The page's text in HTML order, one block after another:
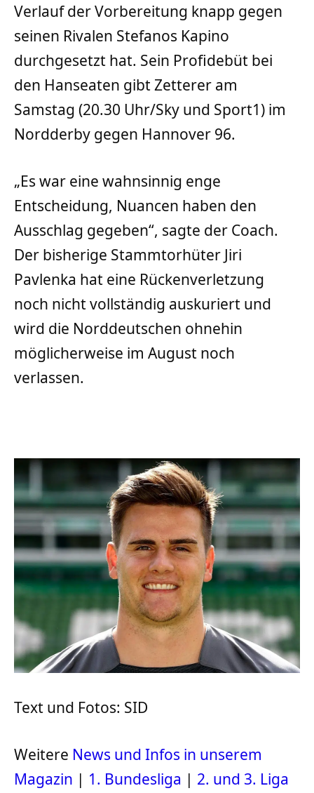
Verlauf der Vorbereitung knapp gegen
seinen Rivalen Stefanos Kapino
durchgesetzt hat. Sein Profidebüt bei
den Hanseaten gibt Zetterer am
Samstag (20.30 Uhr/Sky und Sport1) im
Nordderby gegen Hannover 96.
„Es war eine wahnsinnig enge
Entscheidung, Nuancen haben den
Ausschlag gegeben“, sagte der Coach.
Der bisherige Stammtorhüter Jiri
Pavlenka hat eine Rückenverletzung
noch nicht vollständig auskuriert und
wird die Norddeutschen ohnehin
möglicherweise im August noch
verlassen.
Text und Fotos: SID
Weitere News und Infos in unserem
Magazin | 1. Bundesliga | 2. und 3. Liga